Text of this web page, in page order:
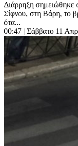
Διάρρηξη σημειώθηκε
Σίφνου, στη Βάρη, το
ότα...
00:47 | Σάββατο 11